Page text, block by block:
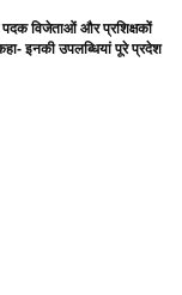
विजेताओं और प्रशिक्षकों
इनकी उपलब्धियां पूरे प्रदेश